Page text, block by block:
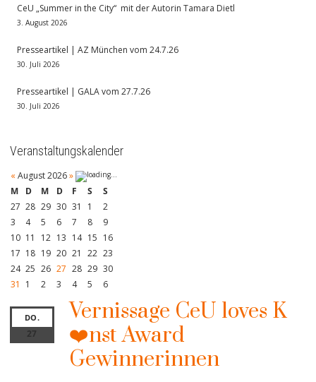
CeU „Summer in the City“ mit der Autorin Tamara Dietl
3. August 2026
Presseartikel | AZ München vom 24.7.26
30. Juli 2026
Presseartikel | GALA vom 27.7.26
30. Juli 2026
Veranstaltungskalender
« August 2026»
M
D M D F S
S
27 28 29 30 31 1
2
3
4 5 6 7 8
9
10 11 12 13 14 15 16
17 18 19 20 21 22 23
24 25 26 27 28 29 30
31
1 2 3 4 5 6
DO.
27
Vernissage CeU loves K
❤️nst Award
Gewinnerinnen